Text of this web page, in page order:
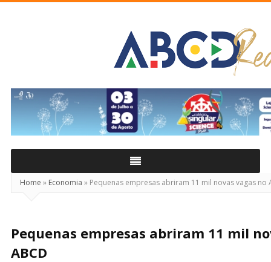
Real
Home » Economia » Pequenas empresas abriram 11 mil novas vagas no
Pequenas empresas abriram 11 mil
ABCD